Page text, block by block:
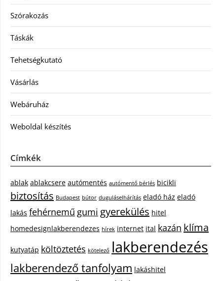
Szórakozás
Táskák
Tehetségkutató
Vásárlás
Webáruház
Weboldal készítés
Címkék
ablak ablakcsere autómentés autómentő bérlés bicikli
biztosítás Budapest bútor duguláselhárítás eladó ház eladó
lakás fehérnemű gumi gyerekülés hitel
homedesignlakberendezes hírek internet ital kazán klíma
kutyatáp költöztetés kötelező lakberendezés
lakberendező tanfolyam lakáshitel